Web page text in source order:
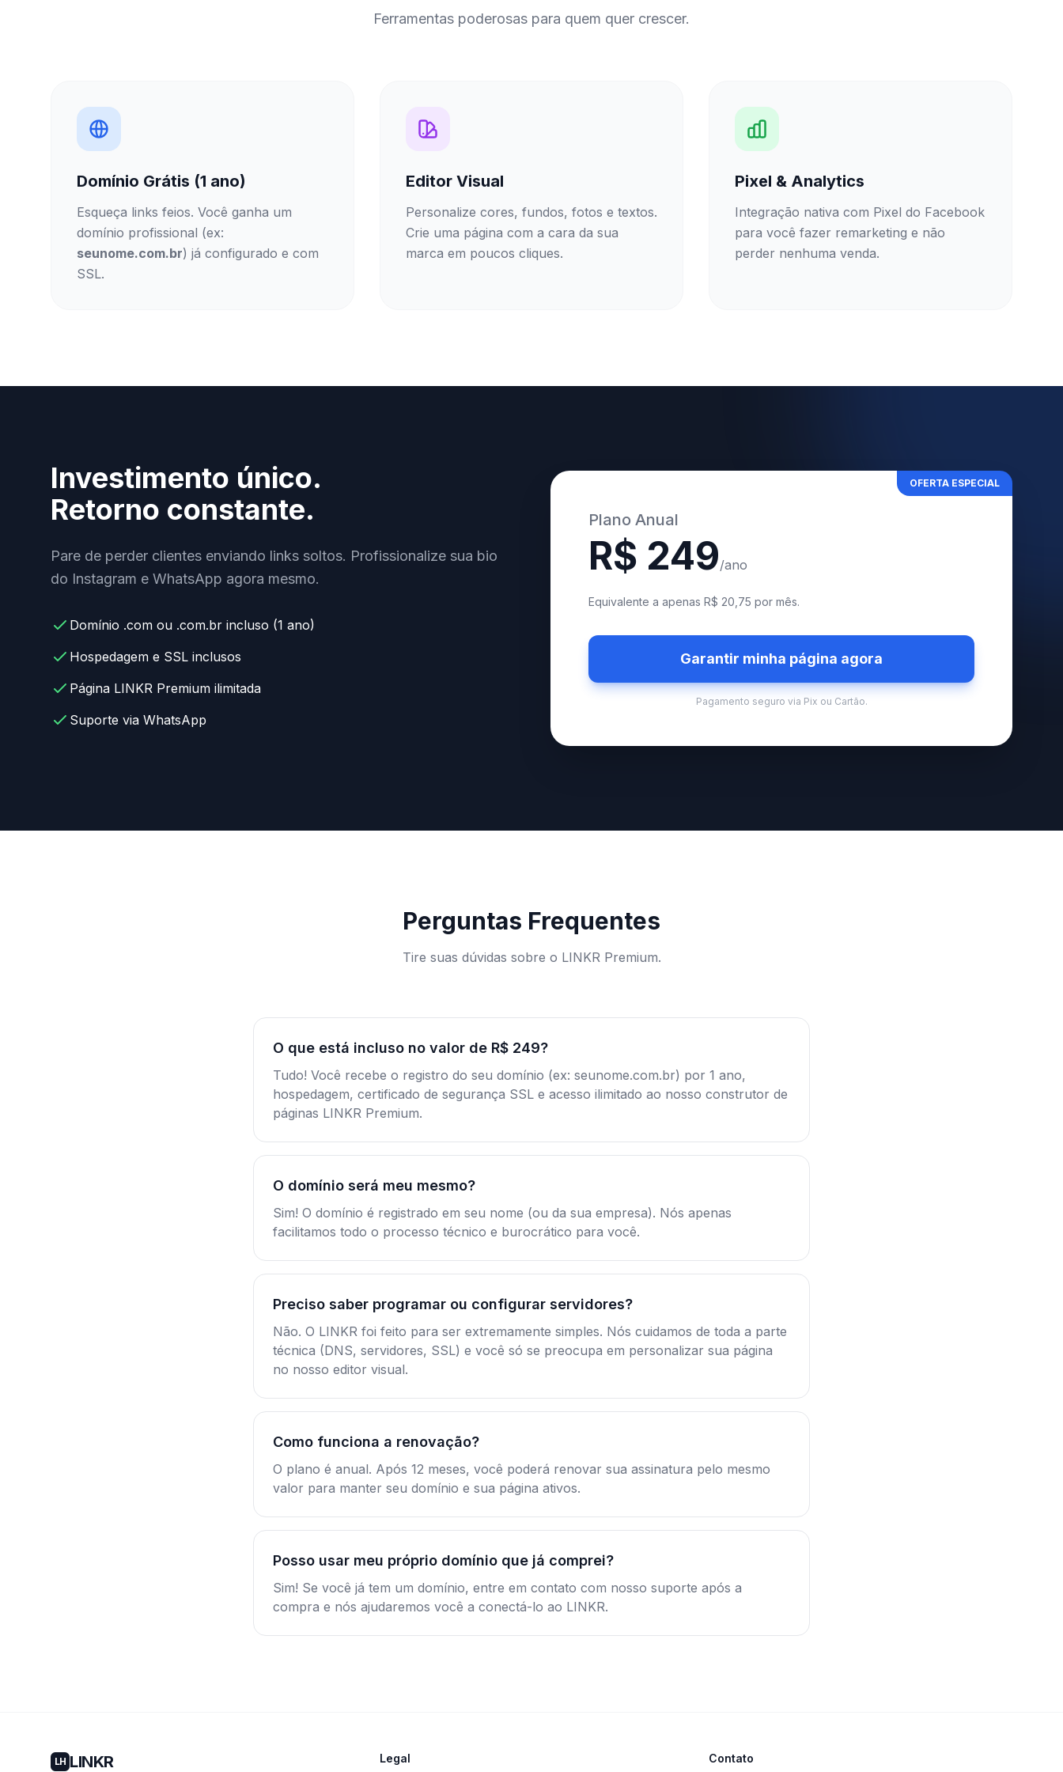
Ferramentas poderosas para quem quer crescer.
Domínio Grátis (1 ano)
Esqueça links feios. Você ganha um
domínio profissional (ex:
seunome.com.br) já configurado e com
SSL.
Editor Visual
Personalize cores, fundos, fotos e textos.
Crie uma página com a cara da sua
marca em poucos cliques.
Pixel & Analytics
Integração nativa com Pixel do Facebook
para você fazer remarketing e não
perder nenhuma venda.
Investimento único.
Retorno constante.
Pare de perder clientes enviando links soltos. Profissionalize sua bio
do Instagram e WhatsApp agora mesmo.
Domínio .com ou .com.br incluso (1 ano)
Hospedagem e SSL inclusos
Página LINKR Premium ilimitada
Suporte via WhatsApp
OFERTA ESPECIAL
Plano Anual
R$ 249/ano
Equivalente a apenas R$ 20,75 por mês.
Garantir minha página agora
Pagamento seguro via Pix ou Cartão.
Perguntas Frequentes
Tire suas dúvidas sobre o LINKR Premium.
O que está incluso no valor de R$ 249?
Tudo! Você recebe o registro do seu domínio (ex: seunome.com.br) por 1 ano,
hospedagem, certificado de segurança SSL e acesso ilimitado ao nosso construtor de
páginas LINKR Premium.
O domínio será meu mesmo?
Sim! O domínio é registrado em seu nome (ou da sua empresa). Nós apenas
facilitamos todo o processo técnico e burocrático para você.
Preciso saber programar ou configurar servidores?
Não. O LINKR foi feito para ser extremamente simples. Nós cuidamos de toda a parte
técnica (DNS, servidores, SSL) e você só se preocupa em personalizar sua página
no nosso editor visual.
Como funciona a renovação?
O plano é anual. Após 12 meses, você poderá renovar sua assinatura pelo mesmo
valor para manter seu domínio e sua página ativos.
Posso usar meu próprio domínio que já comprei?
Sim! Se você já tem um domínio, entre em contato com nosso suporte após a
compra e nós ajudaremos você a conectá-lo ao LINKR.
LH LINKR Legal Contato